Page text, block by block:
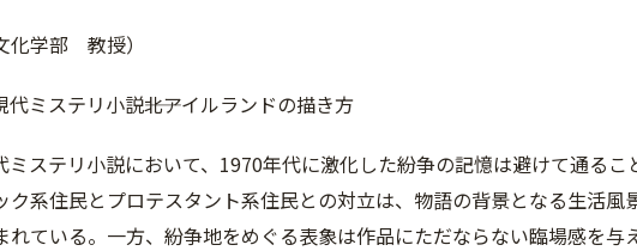
化学部 教授）
ミステリ小説――北アイルランドの描き方
ミステリ小説において、1970年代に激化した紛争の記憶は避けて通るこ
ク系住民とプロテスタント系住民との対立は、物語の背景となる生活風
ている。一方、紛争地をめぐる表象は作品にただならない臨場感を与